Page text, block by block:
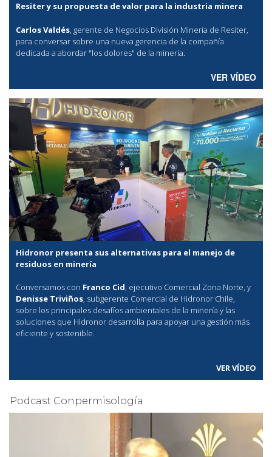
Resiter y su propuesta de valor para la industria minera
Carlos Valdés, gerente de Negocios División Minería de Resiter,
para conversar sobre una nueva gerencia de la compañía
dedicada a abordar "los dolores" de la minería.
VER VÍDEO
Hidronor presenta sus alternativas para el manejo de
residuos en minería
Conversamos con Franco Cid, ejecutivo Comercial Zona Norte, y
Denisse Triviños, subgerente Comercial de Hidronor Chile,
sobre los principales desafíos ambientales de la minería y las
soluciones que Hidronor desarrolla para apoyar una gestión más
eficiente y sostenible.
VER VÍDEO
Podcast Conpermisología